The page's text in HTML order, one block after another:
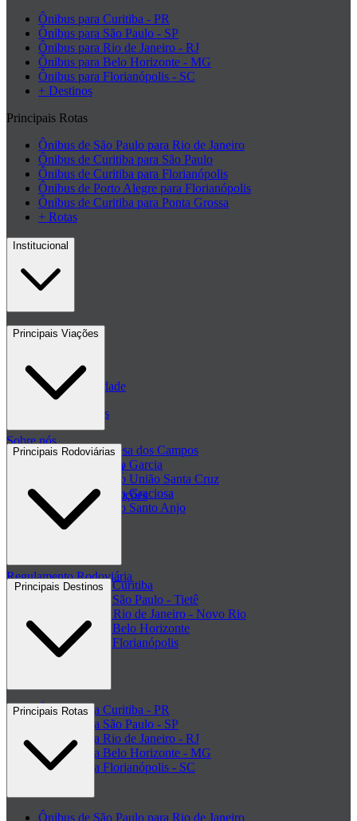
Ônibus para Curitiba - PR
Ônibus para São Paulo - SP
Ônibus para Rio de Janeiro - RJ
Ônibus para Belo Horizonte - MG
Ônibus para Florianópolis - SC
+ Destinos
Principais Rotas
Ônibus de São Paulo para Rio de Janeiro
Ônibus de Curitiba para São Paulo
Ônibus de Curitiba para Florianópolis
Ônibus de Porto Alegre para Florianópolis
Ônibus de Curitiba para Ponta Grossa
+ Rotas
Institucional
Contato
Políticas de Privacidade
Passagens de ônibus
Sobre nós
Central de ajuda - FAQ
Regulamento de Promoções
Clube de ofertas
Regulamento Rodoviária
Principais Viações
Passagem Princesa dos Campos
Passagem Viação Garcia
Passagem Viação União Santa Cruz
Passagem Viação Graciosa
Passagem Viação Santo Anjo
+ Viações
Principais Rodoviárias
Rodoviária de Curitiba
Rodoviária de São Paulo - Tietê
Rodoviária do Rio de Janeiro - Novo Rio
Rodoviária de Belo Horizonte
Rodoviária de Florianópolis
+ Rodoviárias
Ônibus para Curitiba - PR
Ônibus para São Paulo - SP
Ônibus para Rio de Janeiro - RJ
Ônibus para Belo Horizonte - MG
Ônibus para Florianópolis - SC
Principais Rotas
Ônibus de São Paulo para Rio de Janeiro